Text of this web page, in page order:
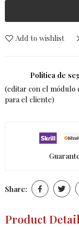
Add to wishlist
Política de
(editar con el módulo
para el cliente)
Share:
Product